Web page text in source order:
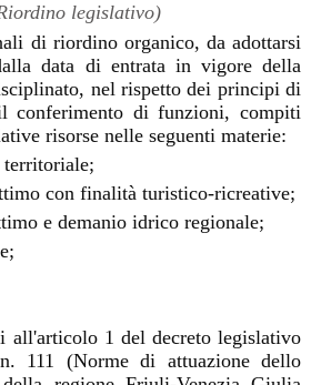
legislativo)
di riordino organico, da adottarsi
data di entrata in vigore della
nel rispetto dei principi di
conferimento di funzioni, compiti
risorse nelle seguenti materie:
con finalità turistico-ricreative;
e demanio idrico regionale;
all'articolo 1 del decreto legislativo
111 (Norme di attuazione dello